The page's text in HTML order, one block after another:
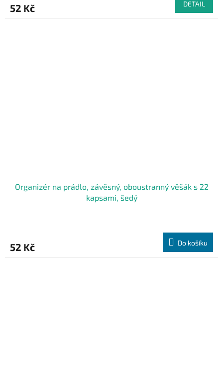
52 Kč DETAIL
Organizér na prádlo, závěsný, oboustranný věšák s 22
kapsami, šedý
52 Kč Do košíku